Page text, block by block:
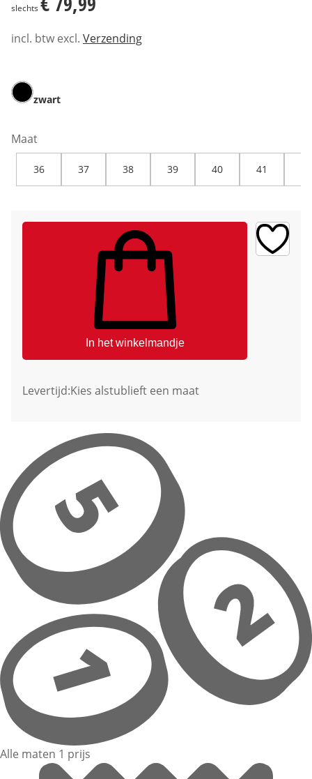
slechts
incl. btw excl. Verzending
zwart
Maat
36 37 38 39 40 41
In het winkelmandje
Levertijd:Kies alstublieft een maat
Alle maten 1 prijs